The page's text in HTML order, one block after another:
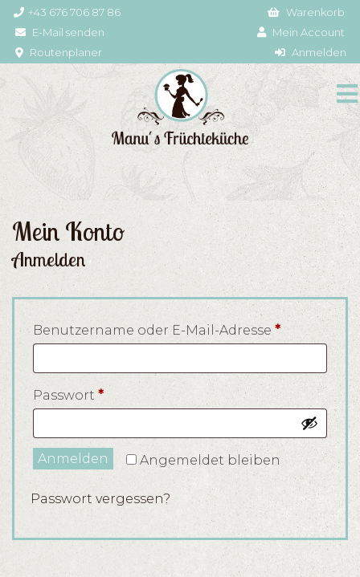
+43 676 706 87 86
E-Mail senden
Routenplaner
Warenkorb
Mein Account
Anmelden
Mein Konto
Anmelden
Benutzername oder E-Mail-Adresse*Erforderlich
Passwort *Erforderlich
Angemeldet bleiben
Anmelden
Passwort vergessen?